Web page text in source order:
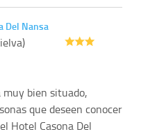
Del Nansa
muy bien situado,
que deseen conocer
Hotel Casona Del